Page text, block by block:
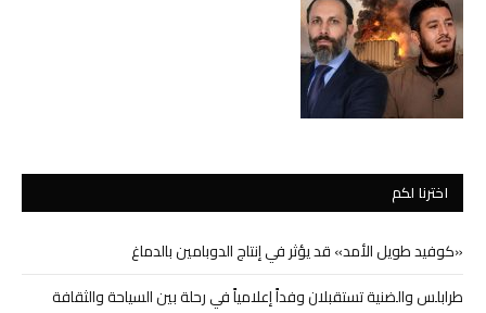
اخترنا لكم
«كوفيد طويل الأمد» قد يؤثر في إنتاج الدوبامين بالدماغ
طرابلس والضنية تستقبلان وفداً إعلامياً في رحلة بين السياحة والثقافة